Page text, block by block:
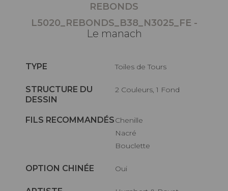
REBONDS
L5020_REBONDS_B38_N3025_FE -
Le manach
TYPE Toiles de Tours
STRUCTURE DU
DESSIN
2 Couleurs, 1 Fond
FILS RECOMMANDÉS
Chenille
Nacré
Bouclette
OPTION CHINÉE Oui